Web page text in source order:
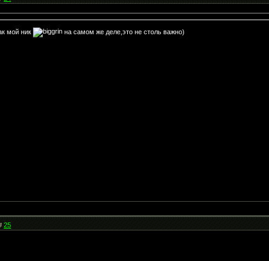
мой ник на самом же деле,это не столь важно)
25